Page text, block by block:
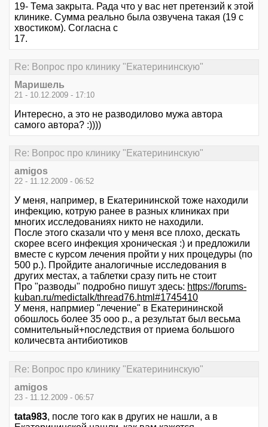
19- Тема закрыта. Рада что у вас нет претензий к этой
клинике. Сумма реально была озвучена такая (19 с
хвостиком). Согласна с
17.
Re: Вопрос про клинику "Екатерининскую"
Маришель
21 - 10.12.2009 - 17:10
Интересно, а это не разводилово мужа автора
самого автора? :))))
Re: Вопрос про клинику "Екатерининскую"
amigos
22 - 11.12.2009 - 06:52
У меня, например, в Екатерининской тоже находили
инфекцию, котрую ранее в разных клиниках при
многих исследованиях никто не находили.
После этого сказали что у меня все плохо, дескать
скорее всего инфекция хроническая :) и предложили
вместе с курсом лечения пройти у них процедуры (по
500 р.). Пройдите аналогичные исследования в
других местах, а таблетки сразу пить не стоит
Про "разводы" подробно пишут здесь: https://forums-
kuban.ru/medictalk/thread76.html#1745410
У меня, напрмиер "лечение" в Екатерининской
обошлось более 35 ооо р., а результат был весьма
сомнительный+последствия от приема большого
количесвта антибиотиков
Re: Вопрос про клинику "Екатерининскую"
amigos
23 - 11.12.2009 - 06:57
tata983, после того как в других не нашли, а в